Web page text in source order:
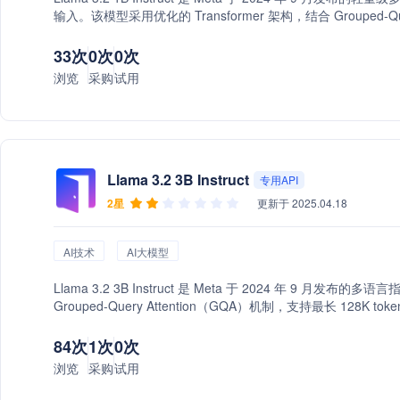
输入。该模型采用优化的 Transformer 架构，结合 Grouped-
33次
浏览
0次
采购
0次
试用
Llama 3.2 3B Instruct 专用API
2星 更新于 2025.04.18
AI技术 AI大模型
Llama 3.2 3B Instruct 是 Meta 于 2024 年 9 月发布的多语言
Grouped-Query Attention（GQA）机制，支持最长 128K
利语、葡萄牙语、印地语、西班牙语和泰语等语言。 ￼
84次
浏览
1次
采购
0次
试用